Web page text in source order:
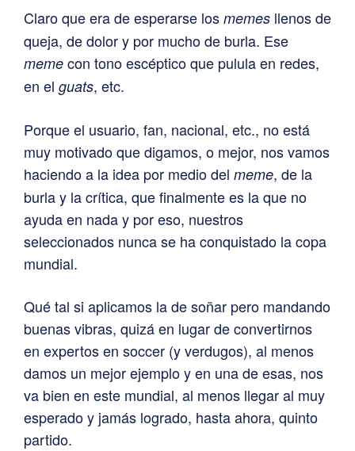
Claro que era de esperarse los memes llenos de
queja, de dolor y por mucho de burla. Ese
meme con tono escéptico que pulula en redes,
en el guats, etc.
Porque el usuario, fan, nacional, etc., no está
muy motivado que digamos, o mejor, nos vamos
haciendo a la idea por medio del meme, de la
burla y la crítica, que finalmente es la que no
ayuda en nada y por eso, nuestros
seleccionados nunca se ha conquistado la copa
mundial.
Qué tal si aplicamos la de soñar pero mandando
buenas vibras, quizá en lugar de convertirnos
en expertos en soccer (y verdugos), al menos
damos un mejor ejemplo y en una de esas, nos
va bien en este mundial, al menos llegar al muy
esperado y jamás logrado, hasta ahora, quinto
partido.